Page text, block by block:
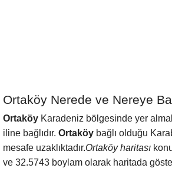
Ortaköy Nerede ve Nereye
Ortaköy Karadeniz bölgesinde yer
iline bağlıdır. Ortaköy bağlı olduğu
mesafe uzaklıktadır.Ortaköy haritası
ve 32.5743 boylam olarak haritada